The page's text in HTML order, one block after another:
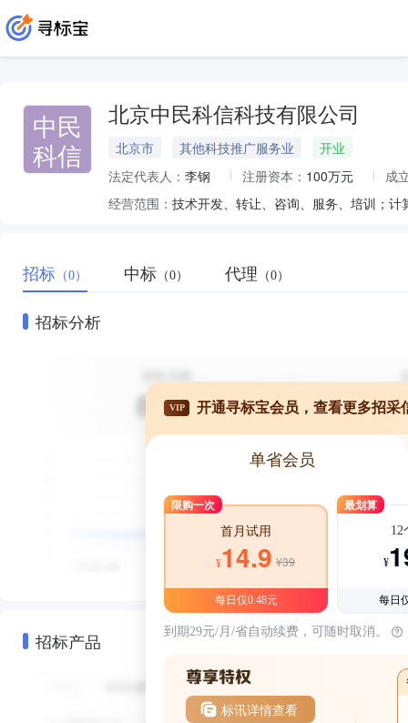
中民
科信
北京中民科信科技有限公司
北京市 其他科技推广服务业
开业
法定代表人： 李钢 注册资本： 100万元
成
经营范围：
招标 （0） 中标 （0） 代理 （0）
招标分析
招标产品
VIP 开通寻标宝会员，查看更多招采
单省会员
限购一次
首月试用
¥14.9 ¥39
每日仅0.48元
最划算
12
¥
每日
到期29元/月/省自动续费，可随时取消。
标讯详情查看